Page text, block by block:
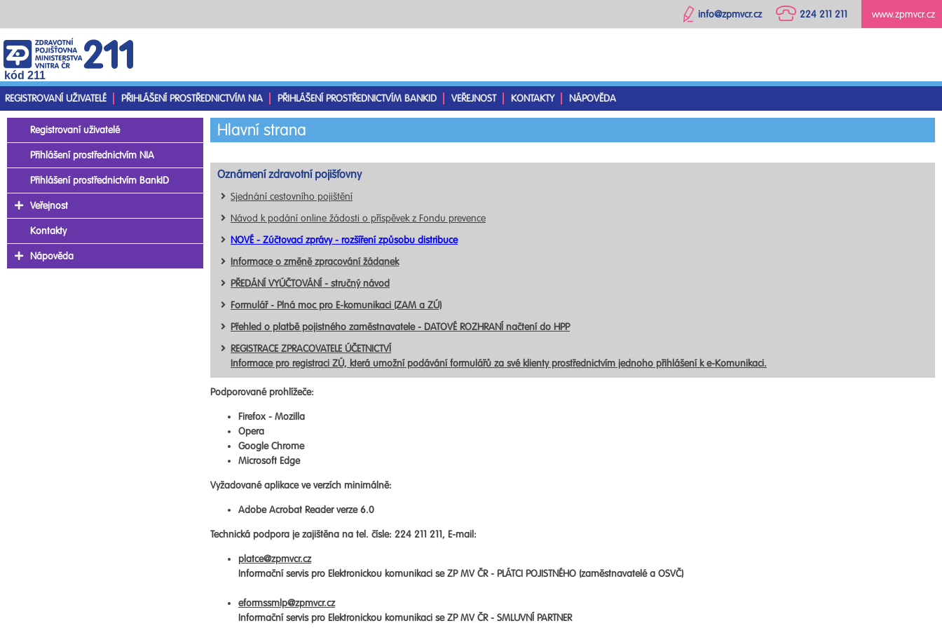
www.zpmvcr.cz
224 211 211
info@zpmvcr.cz
kód 211
REGISTROVANÍ UŽIVATELÉ
PŘIHLÁŠENÍ PROSTŘEDNICTVÍM NIA PŘIHLÁŠENÍ PROSTŘEDNICTVÍM BANKID VEŘEJNOST KONTAKTY NÁPOVĚDA
Hlavní strana
Oznámení zdravotní pojišťovny
Sjednání cestovního pojištění
Návod k podání online žádosti o příspěvek z Fondu prevence
NOVÉ - Zúčtovací zprávy - rozšíření způsobu distribuce
Informace o změně zpracování žádanek
PŘEDÁNÍ VYÚČTOVÁNÍ - stručný návod
Formulář - Plná moc pro E-komunikaci (ZAM a ZÚ)
Přehled o platbě pojistného zaměstnavatele - DATOVÉ ROZHRANÍ načtení do HPP
REGISTRACE ZPRACOVATELE ÚČETNICTVÍ
Informace pro registraci ZÚ, která umožní podávání formulářů za své klienty prostřednictvím jednoho přihlášení k e-Komunikaci.
Podporované prohlížeče:
Firefox - Mozilla
Opera
Google Chrome
Microsoft Edge
Vyžadované aplikace ve verzích minimálně:
Adobe Acrobat Reader verze 6.0
Technická podpora je zajištěna na tel. čísle: 224 211 211, E-mail:
platce@zpmvcr.cz
Informační servis pro Elektronickou komunikaci se ZP MV ČR - PLÁTCI POJISTNÉHO (zaměstnavatelé a OSVČ)
eformssmlp@zpmvcr.cz
Informační servis pro Elektronickou komunikaci se ZP MV ČR - SMLUVNÍ PARTNER
Registrovaní uživatelé
Přihlášení prostřednictvím NIA
Přihlášení prostřednictvím BankID
Veřejnost
Kontakty
Nápověda